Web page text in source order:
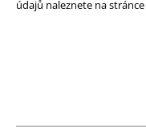
údajů naleznete na stránce